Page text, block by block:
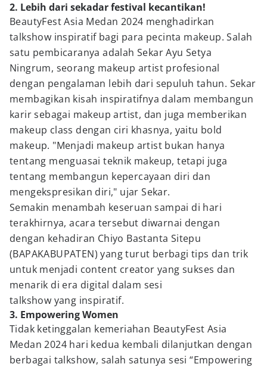
2. Lebih dari sekadar festival kecantikan!
BeautyFest Asia Medan 2024 menghadirkan
talkshow inspiratif bagi para pecinta makeup. Salah
satu pembicaranya adalah Sekar Ayu Setya
Ningrum, seorang makeup artist profesional
dengan pengalaman lebih dari sepuluh tahun. Sekar
membagikan kisah inspiratifnya dalam membangun
karir sebagai makeup artist, dan juga memberikan
makeup class dengan ciri khasnya, yaitu bold
makeup. "Menjadi makeup artist bukan hanya
tentang menguasai teknik makeup, tetapi juga
tentang membangun kepercayaan diri dan
mengekspresikan diri," ujar Sekar.
Semakin menambah keseruan sampai di hari
terakhirnya, acara tersebut diwarnai dengan
dengan kehadiran Chiyo Bastanta Sitepu
(BAPAKABUPATEN) yang turut berbagi tips dan trik
untuk menjadi content creator yang sukses dan
menarik di era digital dalam sesi
talkshow yang inspiratif.
3. Empowering Women
Tidak ketinggalan kemeriahan BeautyFest Asia
Medan 2024 hari kedua kembali dilanjutkan dengan
berbagai talkshow, salah satunya sesi “Empowering